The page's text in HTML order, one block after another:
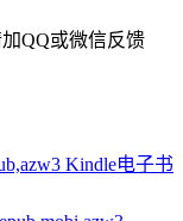
QQ或微信反馈
Kindle电子书